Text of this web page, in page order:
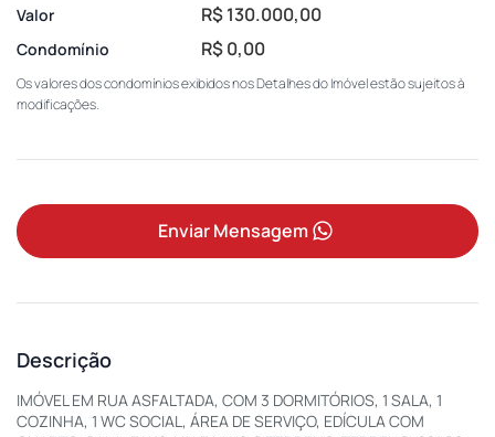
Valor
R$ 130.000,00
Condomínio R$ 0,00
Os valores dos condomínios exibidos nos Detalhes do Imóvel estão sujeitos à
modificações.
Enviar Mensagem
Descrição
IMÓVEL EM RUA ASFALTADA, COM 3 DORMITÓRIOS, 1 SALA, 1
COZINHA, 1 WC SOCIAL, ÁREA DE SERVIÇO, EDÍCULA COM